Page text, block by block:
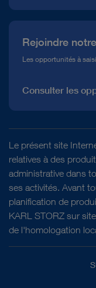
Rejoindre
Les opportunités à
Consulter les
Le présent site
relatives à des
administrative dans
ses activités. Avant
planification de
KARL STORZ sur
de l'homologation